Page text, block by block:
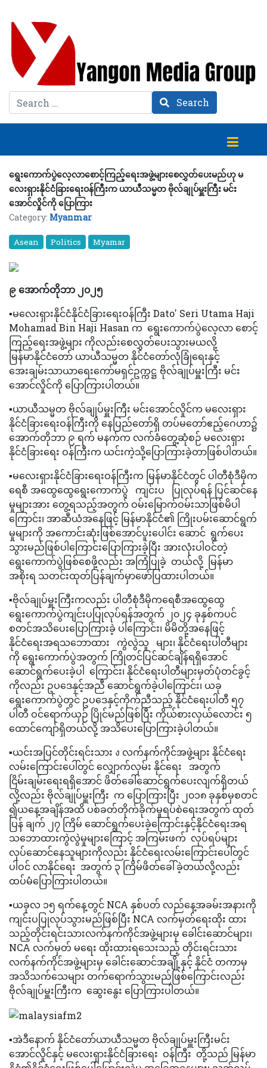
Search Search
ရွေးကောက်ပွဲလေ့လာစောင့်ကြည့်ရေးအဖွဲ့များစေလွှတ်ပေးမည်ဟု မ
လေးရှားနိုင်ငံခြားရေးဝန်ကြီးက ယာယီသမ္မတ ဗိုလ်ချုပ်မှူးကြီး မင်း
အောင်လှိုင်ကို ပြောကြား
Category: Myanmar
Asean Politics Myamar
၉ အောက်တိုဘာ ၂၀၂၅
▪️မလေးရှားနိုင်ငံနိုင်ငံခြားရေးဝန်ကြီး Dato' Seri Utama Haji
Mohamad Bin Haji Hasan က ရွေးကောက်ပွဲလေ့လာ စောင့်
ကြည့်ရေးအဖွဲ့များ ကိုလည်းစေလွှတ်ပေးသွားမယလို့
မြန်မာနိုင်ငံတော် ယာယီသမ္မတ နိုင်ငံတော်လုံခြုံရေးနှင့်
အေးချမ်းသာယာရေးကော်မရှင်ဥက္ကဋ္ဌ ဗိုလ်ချုပ်မှူးကြီး မင်း
အောင်လှိုင်ကို ပြောကြားပါတယ်။
▪️ယာယီသမ္မတ ဗိုလ်ချုပ်မှူးကြီး မင်းအောင်လှိုင်က မလေးရှား
နိုင်ငံခြားရေးဝန်ကြီးကို နေပြည်တော်ရှိ တပ်မတော်ဧည့်ဂေဟာ၌
အောက်တိုဘာ ၉ ရက် မနက်က လက်ခံတွေ့ဆုံစဉ် မလေးရှား
နိုင်ငံခြားရေး ဝန်ကြီးက ယင်းကဲ့သို့ပြောကြားခဲ့တာဖြစ်ပါတယ်။
▪️မလေးရှားနိုင်ငံခြားရေးဝန်ကြီးက မြန်မာနိုင်ငံတွင် ပါတီစုံဒီမိုက
ရေစီ အထွေထွေရွေးကောက်ပွဲ ကျင်းပ ပြုလုပ်ရန် ပြင်ဆင်နေ
မှုများအား တွေ့ရသည့်အတွက် ဝမ်းမြောက်ဝမ်းသာဖြစ်မိပါ
ကြောင်း၊ အာဆီယံအနေဖြင့် မြန်မာနိုင်ငံ၏ ကြိုးပမ်းဆောင်ရွက်
မှုများကို အကောင်းဆုံးဖြစ်အောင်ပူးပေါင်း ဆောင် ရွက်ပေး
သွားမည်ဖြစ်ပါကြောင်းပြောကြားခဲ့ပြီး အားလုံးပါဝင်တဲ့
ရွေးကောက်ပွဲဖြစ်စေဖို့လည်း အကြံပြုခဲ့ တယ်လို့ မြန်မာ
အစိုးရ သတင်းထုတ်ပြန်ချက်မှာဖော်ပြထားပါတယ်။
▪️ဗိုလ်ချုပ်မှူးကြီးကလည်း ပါတီစုံဒီမိုကရေစီအထွေထွေ
ရွေးကောက်ပွဲကျင်းပပြုလုပ်ရန်အတွက် ၂၀၂၄ ခုနှစ်ကပင်
စတင်အသိပေးပြောကြားခဲ့ ပါကြောင်း၊ မိမိတို့အနေဖြင့်
နိုင်ငံရေးအရသဘောထား ကွဲလွဲသူ များ၊ နိုင်ငံရေးပါတီများ
ကို ရွေးကောက်ပွဲအတွက် ကြိုတင်ပြင်ဆင်ချိန်ရရှိအောင်
ဆောင်ရွက်ပေးခဲ့ပါ ကြောင်း၊ နိုင်ငံရေးပါတီများမှတ်ပုံတင်ခွင့်
ကိုလည်း ဥပဒေနှင့်အညီ ဆောင်ရွက်ခဲ့ပါကြောင်း၊ ယခု
ရွေးကောက်ပွဲတွင် ဥပဒေနှင့်ကိုက်ညီသည့် နိုင်ငံရေးပါတီ ၅၇
ပါတီ ဝင်ရောက်ယှဉ် ပြိုင်မည်ဖြစ်ပြီး ကိုယ်စားလှယ်လောင်း ၅
ထောင်ကျော်ရှိတယ်လို့ အသိပေးပြောကြားခဲ့ပါတယ်။
▪️ယင်းအပြင်တိုင်းရင်းသား ง လက်နက်ကိုင်အဖွဲ့များ နိုင်ငံရေး
လမ်းကြောင်းပေါ်တွင် လျှောက်လှမ်း နိုင်ရေး အတွက်
ငြိမ်းချမ်းရေးရရှိအောင် ဖိတ်ခေါ်ဆောင်ရွက်ပေးလျက်ရှိတယ်
လို့လည်း ဗိုလ်ချုပ်မှူးကြီး က ပြောကြားပြီး ၂၀၁၈ ခုနှစ်မှစတင်
၍ယနေ့အချိန်အထိ ပစ်ခတ်တိုက်ခိုက်မှုရပ်စဲရေးအတွက် ထုတ်
ပြန် ချက် ၂၇ ကြိမ် ဆောင်ရွက်ပေးခဲ့ကြောင်းနှင့်နိုင်ငံရေးအရ
သဘောထားကွဲလွဲမှုများကြောင့် အကြမ်းဖက် လုပ်ရပ်များ
လုပ်ဆောင်နေသူများကိုလည်း နိုင်ငံရေးလမ်းကြောင်းပေါ်တွင်
ပါဝင် လာနိုင်ရေး အတွက် ၃ ကြိမ်ဖိတ်ခေါ်ခဲ့တယ်လို့လည်း
ထပ်မံပြောကြားပါတယ်။
▪️ယခုလ ၁၅ ရက်နေ့တွင် NCA နှစ်ပတ် လည်နေ့အခမ်းအနားကို
ကျင်းပပြုလုပ်သွားမည်ဖြစ်ပြီး NCA လက်မှတ်ရေးထိုး ထား
သည့်တိုင်းရင်းသားလက်နက်ကိုင်အဖွဲ့များမှ ခေါင်းဆောင်များ၊
NCA လက်မှတ် မရေး ထိုးထားရသေးသည့် တိုင်းရင်းသား
လက်နက်ကိုင်အဖွဲ့များမှ ခေါင်းဆောင်အချို့နှင့် နိုင်ငံ တကာမှ
အသိသက်သေများ တက်ရောက်သွားမည်ဖြစ်ကြောင်းလည်း
ဗိုလ်ချုပ်မှူးကြီးက ဆွေးနွေး ပြောကြားပါတယ်။
▪️အဲဒီနောက် နိုင်ငံတော်ယာယီသမ္မတ ဗိုလ်ချုပ်မှူးကြီးမင်း
အောင်လှိုင်နှင့် မလေးရှားနိုင်ငံခြားရေး ဝန်ကြီး တို့သည် မြန်မာ